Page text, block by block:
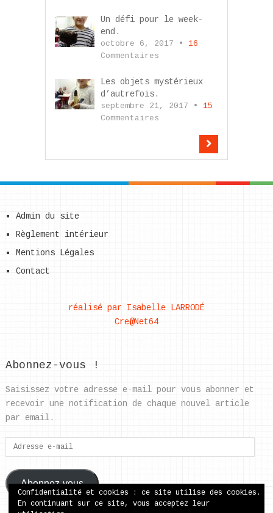
Un défi pour le week-
end.
octobre 6, 2017 • 16
Commentaires
Les objets mystérieux
d’autrefois.
septembre 21, 2017 • 15
Commentaires
Admin du site
Règlement intérieur
Mentions Légales
Contact
réalisé par Isabelle LARRODÉ
Cre@Net64
Abonnez-vous !
Saisissez votre adresse e-mail pour vous abonner et
recevoir une notification de chaque nouvel article
par email.
Adresse
e-
mail
Abonnez-vous
Confidentialité et cookies : ce site utilise des cookies.
En continuant sur ce site, vous acceptez leur